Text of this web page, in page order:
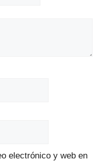
electrónico y web en